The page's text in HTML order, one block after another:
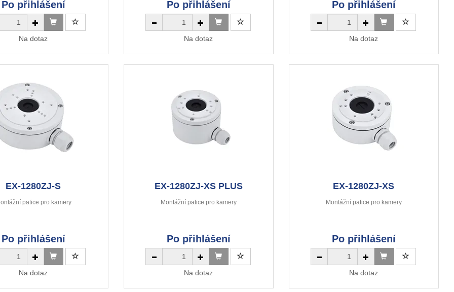
Po přihlášení
Na dotaz
Po přihlášení
Na dotaz
Po přihlášení
Na dotaz
EX-1280ZJ-S
patice pro kamery
Po přihlášení
Na dotaz
EX-1280ZJ-XS PLUS
Montážní patice pro kamery
Po přihlášení
Na dotaz
EX-1280ZJ-XS
Montážní patice pro kamery
Po přihlášení
Na dotaz